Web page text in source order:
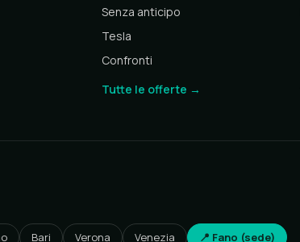
Senza anticipo
Tesla
Confronti
Tutte le offerte →
Bari Verona Venezia 📍 Fano (sede)